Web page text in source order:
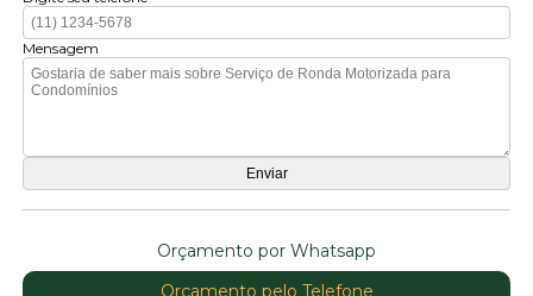
Mensagem
Orçamento por Whatsapp